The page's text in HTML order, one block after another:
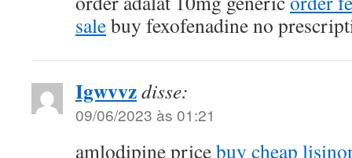
salebuy fexofenadine no
Igwvvzdisse:
09/06/2023 às 01:21
amlodipine pricebuy cheap